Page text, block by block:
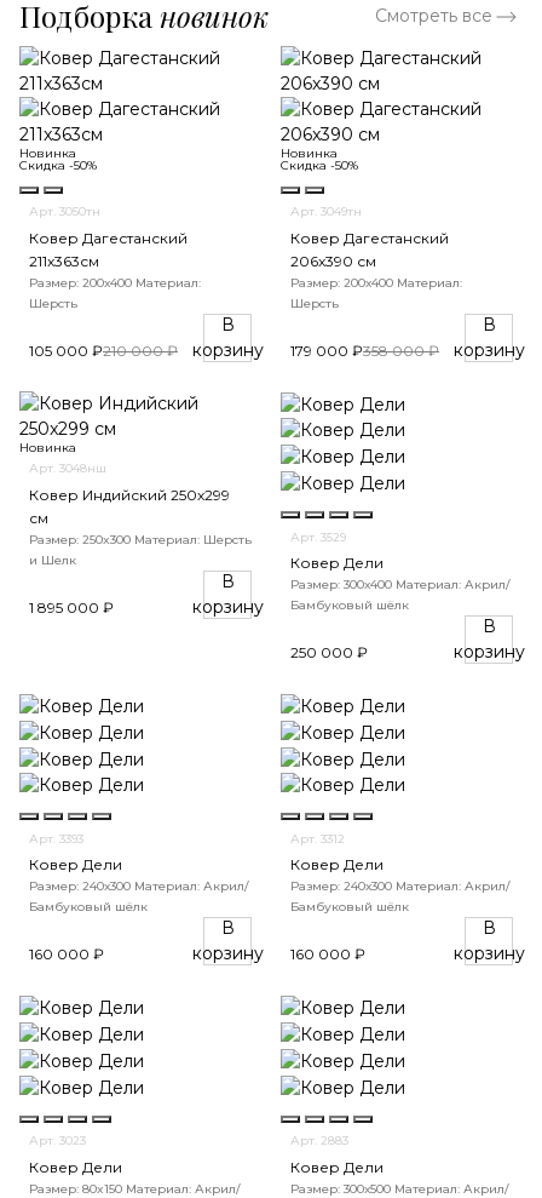
Подборка новинок Смотреть все
Новинка
Скидка -50%
Арт. 3050тн
Ковер Дагестанский
211x363см
Размер: 200х400 Материал:
Шерсть
105 000 ₽210 000 ₽
В
корзину
Новинка
Скидка -50%
Арт. 3049тн
Ковер Дагестанский
206x390 см
Размер: 200х400 Материал:
Шерсть
179 000 ₽358 000 ₽
В
корзину
Новинка
Арт. 3048нш
Ковер Индийский 250x299
см
Размер: 250x300 Материал: Шерсть
и Шелк
1 895 000 ₽
В
корзину
Арт. 3529
Ковер Дели
Размер: 300х400 Материал: Акрил/
Бамбуковый шёлк
250 000 ₽
В
корзину
Арт. 3393
Ковер Дели
Размер: 240х300 Материал: Акрил/
Бамбуковый шёлк
160 000 ₽
В
корзину
Арт. 3312
Ковер Дели
Размер: 240х300 Материал: Акрил/
Бамбуковый шёлк
160 000 ₽
В
корзину
Арт. 3023
Ковер Дели
Размер: 80x150 Материал: Акрил/
Арт. 2883
Ковер Дели
Размер: 300х500 Материал: Акрил/